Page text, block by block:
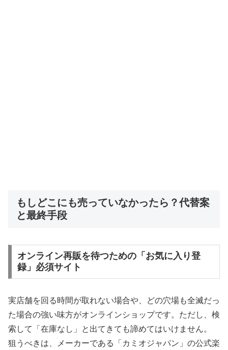
もしどこにも売っていなかったら？代替案
と最終手段
オンライン再販を待つための「お気に入り登
録」必須サイト
実店舗を回る時間が取れない場合や、どの穴場も全滅だっ
た場合の強い味方がオンラインショップです。ただし、検
索して「在庫なし」と出てきても諦めてはいけません。
狙うべきは、メーカーである「カミオジャパン」の公式楽